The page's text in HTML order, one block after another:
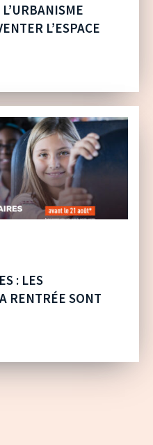
L’ESPACE
: LES
RENTRÉE SONT